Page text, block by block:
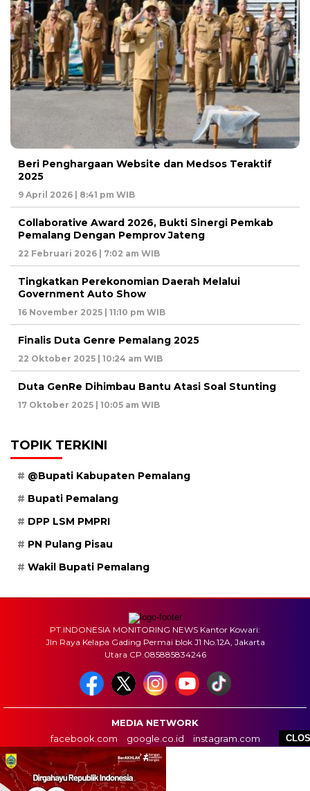
Beri Penghargaan Website dan Medsos Teraktif
2025
9 April 2026 | 8:41 pm WIB
Collaborative Award 2026, Bukti Sinergi Pemkab
Pemalang Dengan Pemprov Jateng
22 Februari 2026 | 7:02 am WIB
Tingkatkan Perekonomian Daerah Melalui
Government Auto Show
16 November 2025 | 11:10 pm WIB
Finalis Duta Genre Pemalang 2025
22 Oktober 2025 | 10:24 am WIB
Duta GenRe Dihimbau Bantu Atasi Soal Stunting
17 Oktober 2025 | 10:05 am WIB
TOPIK TERKINI
@Bupati Kabupaten Pemalang
Bupati Pemalang
DPP LSM PMPRI
PN Pulang Pisau
Wakil Bupati Pemalang
PT.INDONESIA MONITORING NEWS Kantor Kowari:
Jln Raya Kelapa Gading Permai blok J1 No.12A, Jakarta
Utara CP.085885834246
MEDIA NETWORK
facebook.com
google.co.id
instagram.com
web.whatsapp.com
HOME BOX REDAKSI